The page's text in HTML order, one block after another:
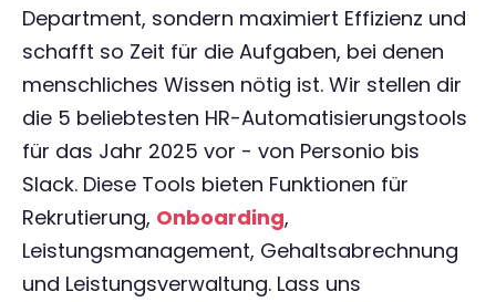
Department, sondern maximiert Effizienz und
schafft so Zeit für die Aufgaben, bei denen
menschliches Wissen nötig ist. Wir stellen dir
die 5 beliebtesten HR-Automatisierungstools
für das Jahr 2025 vor - von Personio bis
Slack. Diese Tools bieten Funktionen für
Rekrutierung, Onboarding,
Leistungsmanagement, Gehaltsabrechnung
und Leistungsverwaltung. Lass uns